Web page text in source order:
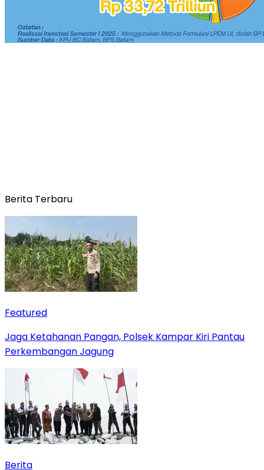
Berita Terbaru
Featured
Jaga Ketahanan Pangan, Polsek Kampar Kiri Pantau
Perkembangan Jagung
Berita